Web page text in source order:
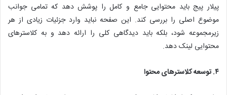
پیلار پیج باید محتوایی جامع و کامل را پوشش دهد که تمامی جوانب
موضوع اصلی را بررسی کند. این صفحه نباید وارد جزئیات زیادی از هر
زیرمجموعه شود، بلکه باید دیدگاهی کلی را ارائه دهد و به کلاسترهای
محتوایی لینک دهد.
۴. توسعه کلاسترهای محتوا